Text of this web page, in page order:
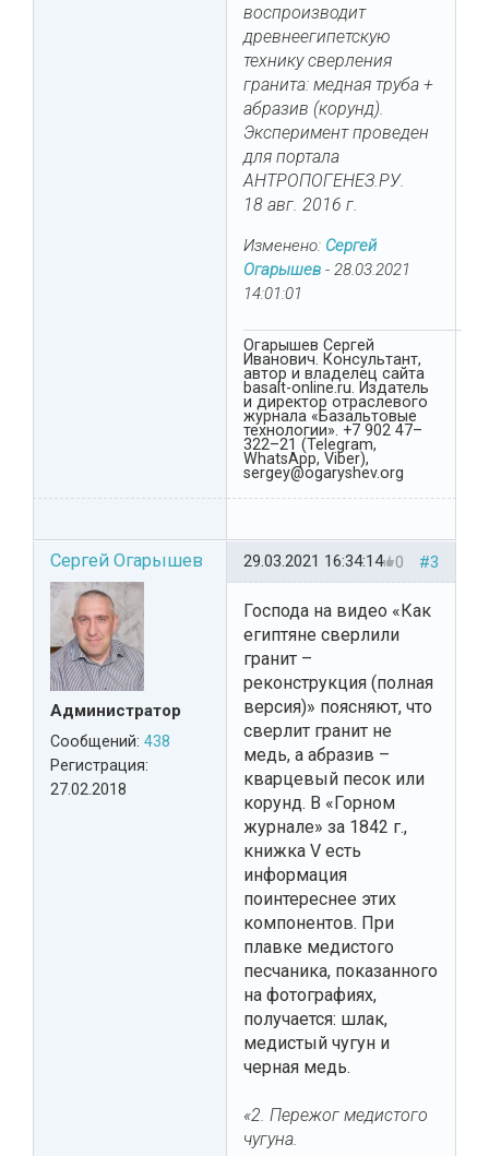
воспроизводит
древнеегипетскую
технику сверления
гранита: медная труба +
абразив (корунд).
Эксперимент проведен
для портала
АНТРОПОГЕНЕЗ.РУ.
18 авг. 2016 г.
Изменено: Сергей
Огарышев - 28.03.2021
14:01:01
Огарышев Сергей
Иванович. Консультант,
автор и владелец сайта
basalt-online.ru. Издатель
и директор отраслевого
журнала «Базальтовые
технологии». +7 902 47–
322–21 (Telegram,
WhatsApp, Viber),
sergey@ogaryshev.org
Сергей Огарышев
Администратор
Сообщений: 438
Регистрация:
27.02.2018
#3
0
29.03.2021 16:34:14
Господа на видео «Как
египтяне сверлили
гранит –
реконструкция (полная
версия)» поясняют, что
сверлит гранит не
медь, а абразив –
кварцевый песок или
корунд. В «Горном
журнале» за 1842 г.,
книжка V есть
информация
поинтереснее этих
компонентов. При
плавке медистого
песчаника, показанного
на фотографиях,
получается: шлак,
медистый чугун и
черная медь.
«2. Пережог медистого
чугуна.